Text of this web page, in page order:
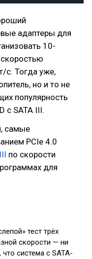
адаптеры для
10-
с. Тогда уже,
но и то не
популярность
с SATA III.
самые
PCIe 4.0
по скорости
для
тест трёх
скорости — ни
система с SATA-